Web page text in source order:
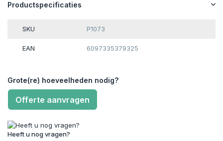
Productspecificaties
SKU P1073
EAN 6097335379325
Grote(re) hoeveelheden nodig?
Offerte aanvragen
Heeft u nog vragen?